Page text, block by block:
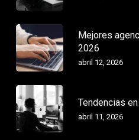
Mejores
2026
abril 12, 2026
Tendencias
abril 11, 2026